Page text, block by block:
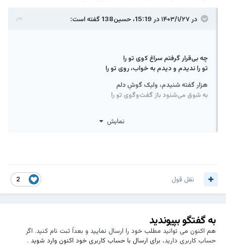
در ۱۴۰۳/۱/۲۷ در 15:19، حسین138 گفته است:
چه بی‌قرار گرفتم سراغ کوی تو را
تو را ندیدم و دیدم به خواب، روی تو را
هزار گفته شنیدم، ولیک گوشِ دلم
به شوق می‌شنود باز گفت‌وگوی تو را
که خود هوس نکند جز مِیِ سبوی تو را؟
جواب دادم و کردم اشاره سوی تو را
تو نیستیّ و به بالین، چنان شب پیشین
#مصطفی_ناصحی
نمایش
2 نقل قول
به گفتگو بپیوندید
هم اکنون می توانید مطلب خود را ارسال نمایید و بعداً ثبت نام کنید. اگر
حساب کاربری دارید، برای ارسال با حساب کاربری خود اکنون وارد شوید.